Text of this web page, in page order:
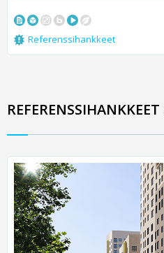
Referenssihankkeet
REFERENSSIHANKKEET